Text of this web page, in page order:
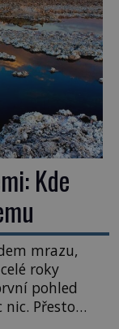
Kde
mrazu,
roky
pohled
Přesto